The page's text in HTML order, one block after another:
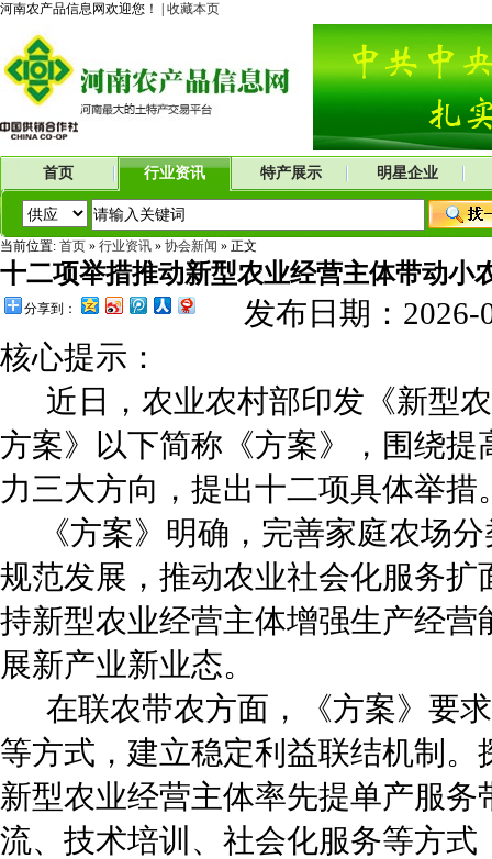
河南农产品信息网欢迎您！ | 收藏本页
首页 行业资讯 特产展示 明星企业
当前位置: 首页 » 行业资讯 » 协会新闻 » 正文
十二项举措推动新型农业经营主体带动小
分享到：
发布日期：
核心提示：
近日，农业农村部印发《新型
方案》以下简称《方案》，围绕
力三大方向，提出十二项具体举措
《方案》明确，完善家庭农场分
规范发展，推动农业社会化服务
持新型农业经营主体增强生产经
展新产业新业态。
在联农带农方面，《方案》要
等方式，建立稳定利益联结机制
新型农业经营主体率先提单产服
流、技术培训、社会化服务等方